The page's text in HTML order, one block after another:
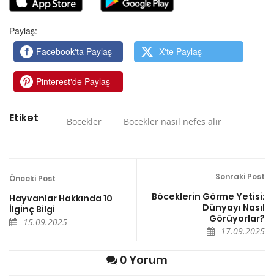
Paylaş:
Facebook'ta Paylaş
X'te Paylaş
Pinterest'de Paylaş
Etiket Böcekler Böcekler nasıl nefes alır
Önceki Post
Hayvanlar Hakkında 10
İlginç Bilgi
15.09.2025
Sonraki Post
Böceklerin Görme Yetisi:
Dünyayı Nasıl
Görüyorlar?
17.09.2025
0 Yorum